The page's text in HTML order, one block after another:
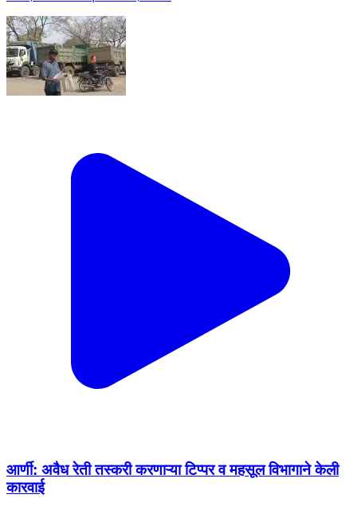
आर्णी: अवैध रेती तस्करी करणाऱ्या टिप्पर व महसूल विभागाने केली
कारवाई